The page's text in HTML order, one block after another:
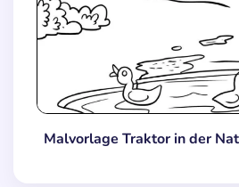
Malvorlage Traktor in der